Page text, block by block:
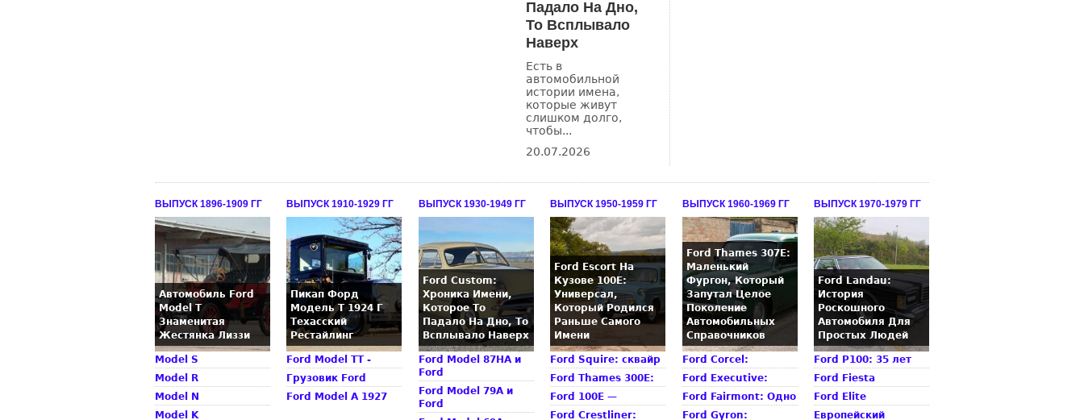
Падало На Дно,
То Всплывало
Наверх
Есть в
автомобильной
истории имена,
которые живут
слишком долго,
чтобы...
20.07.2026
ВЫПУСК 1896-1909 ГГ
Автомобиль Ford
Model T
Знаменитая
Жестянка Лиззи
Model S
Model R
Model N
Model K
ВЫПУСК 1910-1929 ГГ
Пикап Форд
Модель T 1924 Г
Техасский
Рестайлинг
Ford Model TT -
Грузовик Ford
Ford Model A 1927
ВЫПУСК 1930-1949 ГГ
Ford Custom:
Хроника Имени,
Которое То
Падало На Дно, То
Всплывало Наверх
Ford Model 87HA и
Ford
Ford Model 79A и
Ford
ВЫПУСК 1950-1959 ГГ
Ford Escort На
Кузове 100E:
Универсал,
Который Родился
Раньше Самого
Имени
Ford Squire: сквайр
Ford Thames 300E:
Ford 100E —
Ford Crestliner:
ВЫПУСК 1960-1969 ГГ
Ford Thames 307E:
Маленький
Фургон, Который
Запутал Целое
Поколение
Автомобильных
Справочников
Ford Corcel:
Ford Executive:
Ford Fairmont: Одно
Ford Gyron:
ВЫПУСК 1970-1979 ГГ
Ford Landau:
История
Роскошного
Автомобиля Для
Простых Людей
Ford P100: 35 лет
Ford Fiesta
Ford Elite
Европейский